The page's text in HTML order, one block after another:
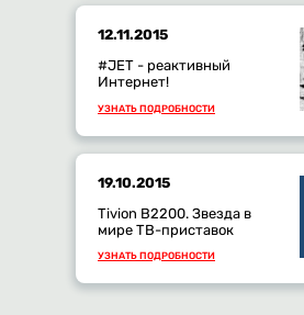
12.11.2015
#JET - реактивный
Интернет!
УЗНАТЬ ПОДРОБНОСТИ
19.10.2015
Tivion B2200. Звезда в
мире ТВ-приставок
УЗНАТЬ ПОДРОБНОСТИ